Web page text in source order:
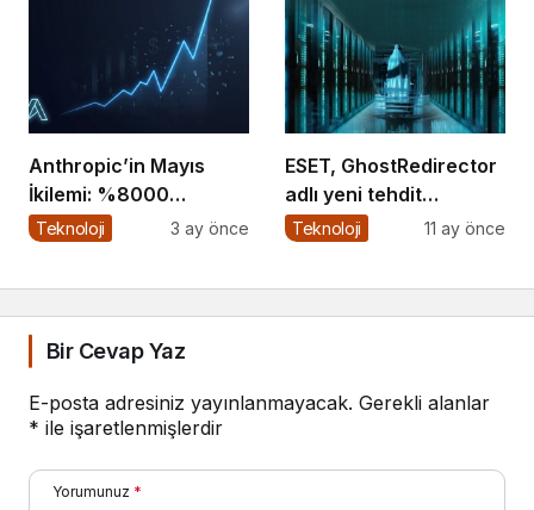
Anthropic’in Mayıs
İkilemi: %8000
Büyüme + Kendini
Teknoloji 3 ay önce
ESET, GhostRedirector
adlı yeni tehdit
aktörünü keşfetti
Teknoloji 11 ay önce
Bir Cevap Yaz
E-posta adresiniz yayınlanmayacak. Gerekli alanlar
* ile işaretlenmişlerdir
Yorumunuz *